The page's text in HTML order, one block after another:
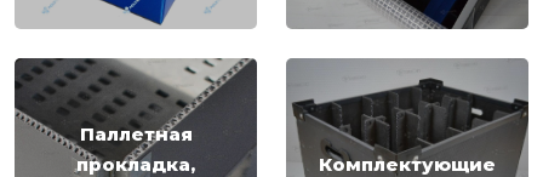
Паллетная
прокладка,
Комплектующие